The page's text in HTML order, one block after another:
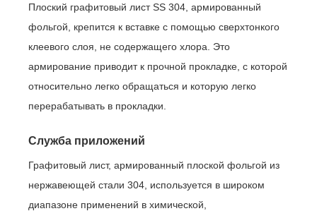
Плоский графитовый лист SS 304, армированный
фольгой, крепится к вставке с помощью сверхтонкого
клеевого слоя, не содержащего хлора. Это
армирование приводит к прочной прокладке, с которой
относительно легко обращаться и которую легко
перерабатывать в прокладки.
Служба приложений
Графитовый лист, армированный плоской фольгой из
нержавеющей стали 304, используется в широком
диапазоне применений в химической,